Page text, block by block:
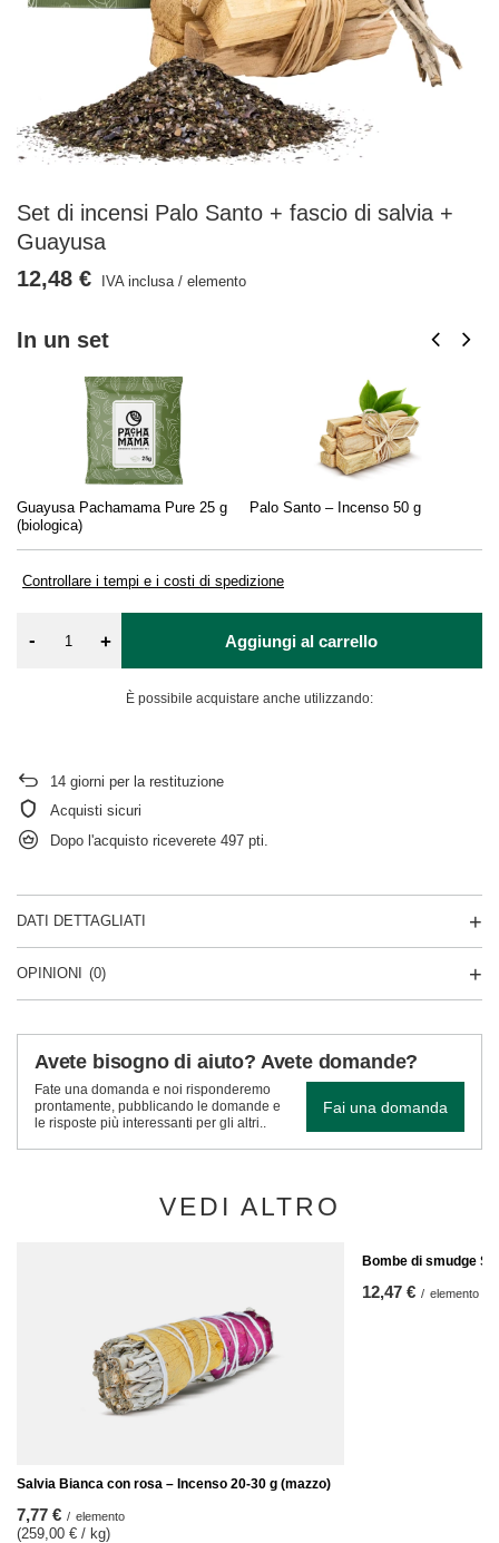
Set di incensi Palo Santo + fascio di salvia +
Guayusa
In un set
Guayusa Pachamama Pure 25 g
(biologica)
Palo Santo – Incenso 50 g
Controllare i tempi e i costi di spedizione
12,48 € IVA inclusa/ elemento
- + Aggiungi al carrello
È possibile acquistare anche utilizzando:
14 giorni per la restituzione
Acquisti sicuri
Dopo l'acquisto riceverete 497 pti.
DATI DETTAGLIATI
OPINIONI (0)
Avete bisogno di aiuto? Avete domande?
Fate una domanda e noi risponderemo
prontamente, pubblicando le domande e
le risposte più interessanti per gli altri..
Fai una domanda
VEDI ALTRO
Salvia Bianca con rosa – Incenso 20-30 g (mazzo)
7,77 € / elemento
(259,00 € / kg)
Bombe di smudge
12,47 € / elemento